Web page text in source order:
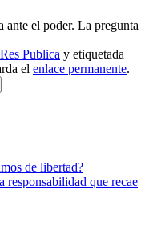
ante el poder. La pregunta
Res Publica y etiquetada
el enlace permanente.
de libertad?
que recae